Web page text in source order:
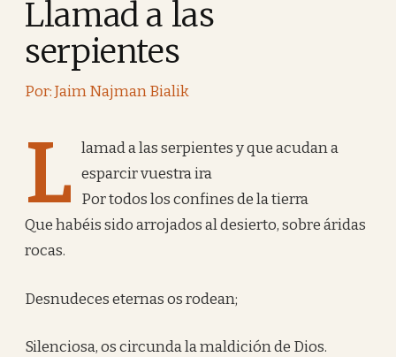
Llamad a las
serpientes
Por: Jaim Najman Bialik
L lamad a las serpientes y que acudan a
esparcir vuestra ira
Por todos los confines de la tierra
Que habéis sido arrojados al desierto, sobre áridas
rocas.
Desnudeces eternas os rodean;
Silenciosa, os circunda la maldición de Dios.